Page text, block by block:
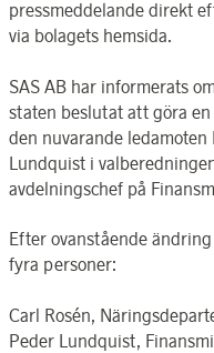
pressmeddelande direkt
via bolagets hemsida.
SAS AB har informerats
staten beslutat att göra
den nuvarande ledamoten
Lundquist i
avdelningschef på
Efter ovanstående
fyra personer:
Carl Rosén,
Peder Lundquist,